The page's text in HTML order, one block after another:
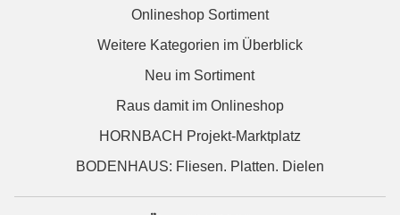
Onlineshop Sortiment
Weitere Kategorien im Überblick
Neu im Sortiment
Raus damit im Onlineshop
HORNBACH Projekt-Marktplatz
BODENHAUS: Fliesen. Platten. Dielen